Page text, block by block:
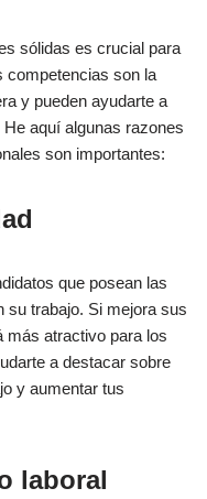
sólidas es crucial para
competencias son la
y pueden ayudarte a
aquí algunas razones
son importantes:
que posean las
su trabajo. Si mejora sus
más atractivo para los
a destacar sobre
y aumentar tus
laboral